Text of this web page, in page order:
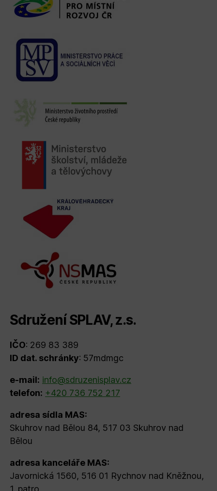
Sdružení SPLAV, z.s.
IČO: 269 83 389
ID dat. schránky: 57mdmgc
e-mail: info@sdruzenisplav.cz
telefon: +420 736 752 217
adresa sídla MAS:
Skuhrov nad Bělou 84, 517 03 Skuhrov nad
Bělou
adresa kanceláře MAS:
Javornická 1560, 516 01 Rychnov nad Kněžnou,
1. patro